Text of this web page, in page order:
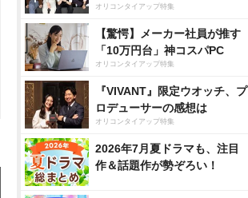
オリコンタイアップ特集
【驚愕】メーカー社員が推す
「10万円台」神コスパPC
オリコンタイアップ特集
『VIVANT』限定ウオッチ、プ
ロデューサーの感想は
オリコンタイアップ特集
2026年7月夏ドラマも、注目
作＆話題作が勢ぞろい！